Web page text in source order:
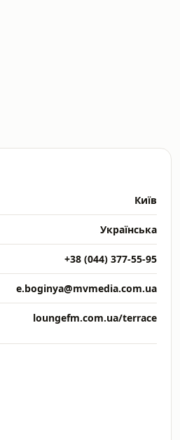
Київ
Українська
+38 (044) 377-55-95
e.boginya@mvmedia.com.ua
loungefm.com.ua/terrace